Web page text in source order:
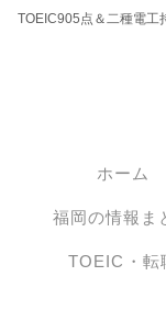
TOEIC905点＆二種電工
ホーム
福岡の情報ま
TOEIC・転